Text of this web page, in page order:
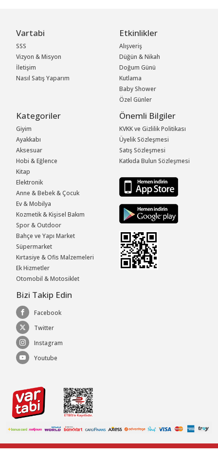
Vartabi
SSS
Vizyon & Misyon
İletişim
Nasıl Satış Yaparım
Etkinlikler
Alışveriş
Düğün & Nikah
Doğum Günü
Kutlama
Baby Shower
Özel Günler
Kategoriler
Giyim
Ayakkabı
Aksesuar
Hobi & Eğlence
Kitap
Elektronik
Anne & Bebek & Çocuk
Ev & Mobilya
Kozmetik & Kişisel Bakım
Spor & Outdoor
Bahçe ve Yapı Market
Süpermarket
Kırtasiye & Ofis Malzemeleri
Ek Hizmetler
Otomobil & Motosiklet
Önemli Bilgiler
KVKK ve Gizlilik Politikası
Üyelik Sözleşmesi
Satış Sözleşmesi
Katkıda Bulun Sözleşmesi
Bizi Takip Edin
Facebook
Twitter
Instagram
Youtube